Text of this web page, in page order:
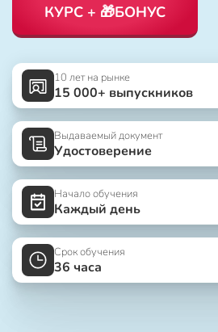
КУРС + 🎁БОНУС
10 лет на рынке
15 000+ выпускников
Выдаваемый документ
Удостоверение
Начало обучения
Каждый день
Срок обучения
36 часа